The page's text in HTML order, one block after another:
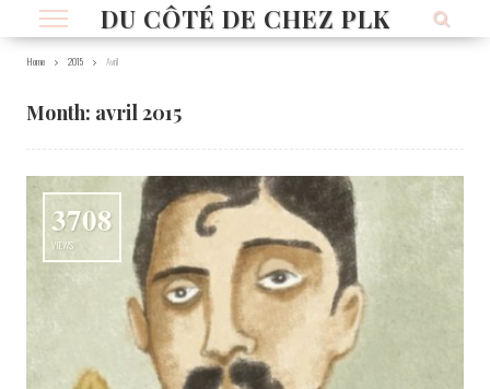
DU CÔTÉ DE CHEZ PLK
Home 2015 Avril
Month: avril 2015
3708
VIEWS